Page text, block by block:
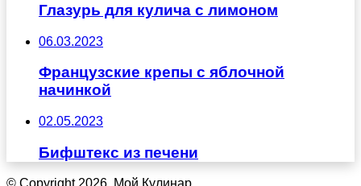
Глазурь для кулича с лимоном
06.03.2023
Французские крепы с яблочной
начинкой
02.05.2023
Бифштекс из печени